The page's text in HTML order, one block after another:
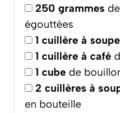
250 grammes
égouttées
1 cuillère à soupe
1 cuillère à café
1 cube de
2 cuillères à
en bouteille